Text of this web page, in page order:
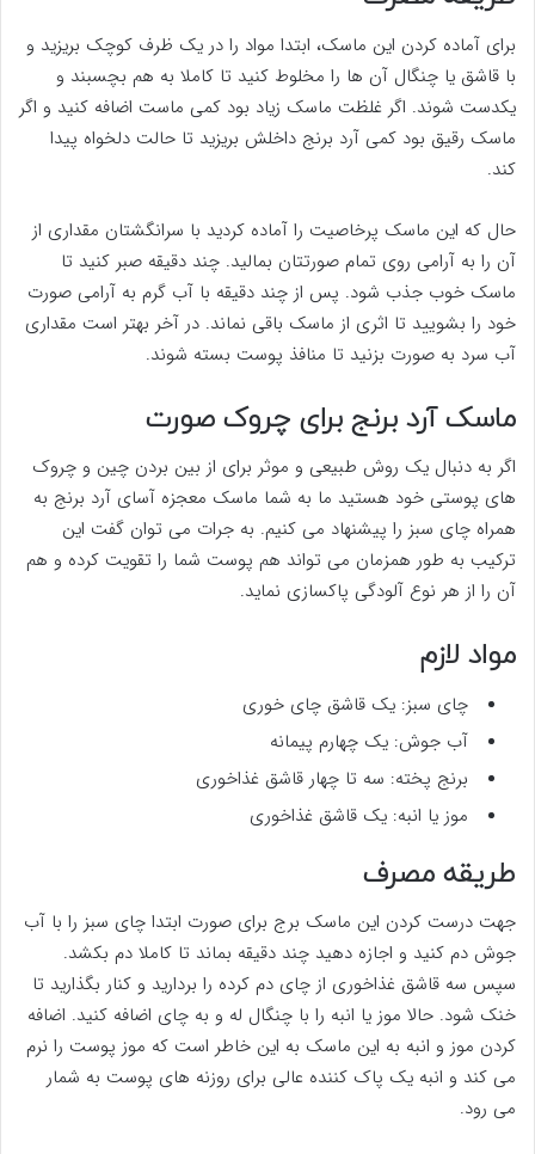
برای آماده کردن این ماسک، ابتدا مواد را در یک ظرف کوچک بریزید و
با قاشق یا چنگال آن ها را مخلوط کنید تا کاملا به هم بچسبند و
یکدست شوند. اگر غلظت ماسک زیاد بود کمی ماست اضافه کنید و اگر
ماسک رقیق بود کمی آرد برنج داخلش بریزید تا حالت دلخواه پیدا
کند.
حال که این ماسک پرخاصیت را آماده کردید با سرانگشتان مقداری از
آن را به آرامی روی تمام صورتتان بمالید. چند دقیقه صبر کنید تا
ماسک خوب جذب شود. پس از چند دقیقه با آب گرم به آرامی صورت
خود را بشویید تا اثری از ماسک باقی نماند. در آخر بهتر است مقداری
آب سرد به صورت بزنید تا منافذ پوست بسته شوند.
ماسک آرد برنج برای چروک صورت
اگر به دنبال یک روش طبیعی و موثر برای از بین بردن چین و چروک
های پوستی خود هستید ما به شما ماسک معجزه آسای آرد برنج به
همراه چای سبز را پیشنهاد می کنیم. به جرات می توان گفت این
ترکیب به طور همزمان می تواند هم پوست شما را تقویت کرده و هم
آن را از هر نوع آلودگی پاکسازی نماید.
مواد لازم
چای سبز: یک قاشق چای خوری
آب جوش: یک چهارم پیمانه
برنج پخته: سه تا چهار قاشق غذاخوری
موز یا انبه: یک قاشق غذاخوری
طریقه مصرف
جهت درست کردن این ماسک برج برای صورت ابتدا چای سبز را با آب
جوش دم کنید و اجازه دهید چند دقیقه بماند تا کاملا دم بکشد.
سپس سه قاشق غذاخوری از چای دم کرده را بردارید و کنار بگذارید تا
خنک شود. حالا موز یا انبه را با چنگال له و به چای اضافه کنید. اضافه
کردن موز و انبه به این ماسک به این خاطر است که موز پوست را نرم
می کند و انبه یک پاک کننده عالی برای روزنه های پوست به شمار
می رود.